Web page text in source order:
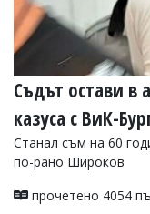
Веселин
Василев,
email:
v.vasilev@flagman.bg
Катя
Касабова,
Главен
редактор:
Иван
Колев,
email:
Съдът остави в
казуса с ВиК-
Станал съм на 60
по-рано Широков
прочетено 4054